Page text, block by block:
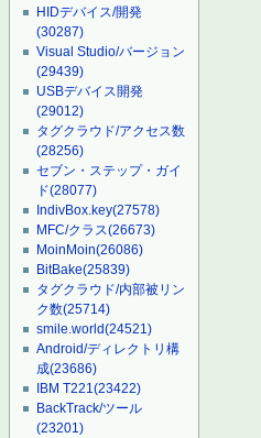
HIDデバイス/開発
(30287)
Visual Studio/バージョン
(29439)
USBデバイス開発
(29012)
タグクラウド/アクセス数
(28256)
セブン・ステップ・ガイ
ド(28077)
IndivBox.key(27578)
MFC/クラス(26673)
MoinMoin(26086)
BitBake(25839)
タグクラウド/内部被リン
ク数(25714)
smile.world(24521)
Android/ディレクトリ構
成(23686)
IBM T221(23422)
BackTrack/ツール
(23201)